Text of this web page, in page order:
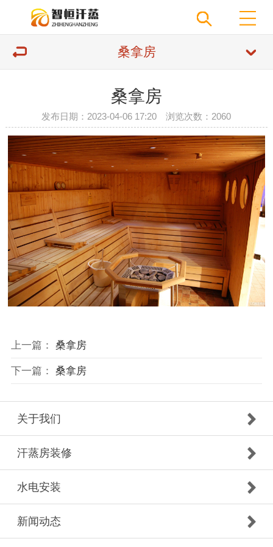
桑拿房
桑拿房
发布日期：2023-04-06 17:20 浏览次数： 2060
上一篇： 桑拿房
下一篇： 桑拿房
关于我们
汗蒸房装修
水电安装
新闻动态